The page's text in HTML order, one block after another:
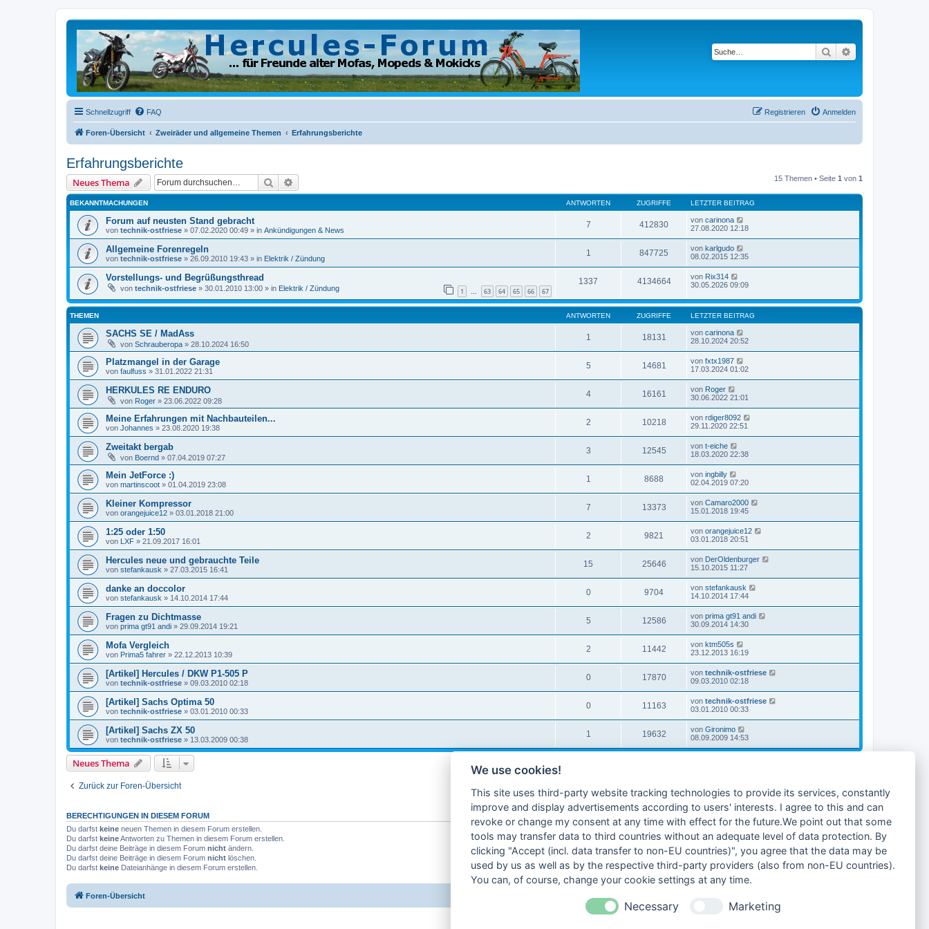
Suche
Schnellzugriff FAQ Anmelden
Registrieren
Foren-Übersicht Zweiräder und allgemeine Themen Erfahrungsberichte
Erfahrungsberichte
Neues Thema Suche 15 Themen • Seite 1 von 1
BEKANNTMACHUNGEN ANTWORTEN ZUGRIFFE LETZTER BEITRAG
Forum auf neusten Stand gebracht
von technik-ostfriese » 07.02.2020 00:49 » in Ankündigungen & News
7 412830 von carinona
27.08.2020 12:18
Allgemeine Forenregeln
von technik-ostfriese » 26.09.2010 19:43 » in Elektrik / Zündung
1 847725 von karlgudo
08.02.2015 12:35
Vorstellungs- und Begrüßungsthread
von technik-ostfriese » 30.01.2010 13:00 » in Elektrik / Zündung 1 … 63 64 65 66 67
1337 4134664 von Rix314
30.05.2026 09:09
THEMEN ANTWORTEN ZUGRIFFE LETZTER BEITRAG
SACHS SE / MadAss
von Schrauberopa » 28.10.2024 16:50
1 18131 von carinona
28.10.2024 20:52
Platzmangel in der Garage
von faulfuss » 31.01.2022 21:31
5 14681 von fxtx1987
17.03.2024 01:02
HERKULES RE ENDURO
von Roger » 23.06.2022 09:28
4 16161 von Roger
30.06.2022 21:01
Meine Erfahrungen mit Nachbauteilen...
von Johannes » 23.08.2020 19:38
2 10218 von rdiger8092
29.11.2020 22:51
Zweitakt bergab
von Boernd » 07.04.2019 07:27
3 12545 von t-eiche
18.03.2020 22:38
Mein JetForce :)
von martinscoot » 01.04.2019 23:08
1 8688 von ingbilly
02.04.2019 07:20
Kleiner Kompressor
von orangejuice12 » 03.01.2018 21:00
7 13373 von Camaro2000
15.01.2018 19:45
1:25 oder 1:50
von LXF » 21.09.2017 16:01
2 9821 von orangejuice12
03.01.2018 20:51
Hercules neue und gebrauchte Teile
von stefankausk » 27.03.2015 16:41
15 25646 von DerOldenburger
15.10.2015 11:27
danke an doccolor
von stefankausk » 14.10.2014 17:44
0 9704 von stefankausk
14.10.2014 17:44
Fragen zu Dichtmasse
von prima gt91 andi » 29.09.2014 19:21
5 12586 von prima gt91 andi
30.09.2014 14:30
Mofa Vergleich
von Prima5 fahrer » 22.12.2013 10:39
2 11442 von ktm505s
23.12.2013 16:19
[Artikel] Hercules / DKW P1-505 P
von technik-ostfriese » 09.03.2010 02:18
0 17870 von technik-ostfriese
09.03.2010 02:18
[Artikel] Sachs Optima 50
von technik-ostfriese » 03.01.2010 00:33
0 11163 von technik-ostfriese
03.01.2010 00:33
[Artikel] Sachs ZX 50
von technik-ostfriese » 13.03.2009 00:38
1 19632 von Gironimo
08.09.2009 14:53
Neues Thema
Zurück zur Foren-Übersicht Gehe zu
BERECHTIGUNGEN IN DIESEM FORUM
Du darfst keine neuen Themen in diesem Forum erstellen.
Du darfst keineAntworten zu Themen in diesem Forum erstellen.
Du darfst deine Beiträge in diesem Forum nicht ändern.
Du darfst deine Beiträge in diesem Forum nicht löschen.
Du darfst keine Dateianhänge in diesem Forum erstellen.
Foren-Übersicht
We use cookies!
This site uses third-party website tracking technologies to provide its services, constantly
improve and display advertisements according to users' interests. I agree to this and can
revoke or change my consent at any time with effect for the future.We point out that some
tools may transfer data to third countries without an adequate level of data protection. By
clicking "Accept (incl. data transfer to non-EU countries)", you agree that the data may be
used by us as well as by the respective third-party providers (also from non-EU countries).
You can, of course, change your cookie settings at any time.
Necessary Marketing